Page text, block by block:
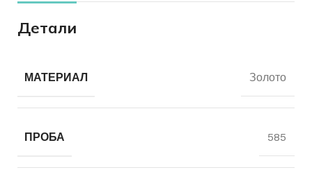
Детали
МАТЕРИАЛ Золото
ПРОБА 585